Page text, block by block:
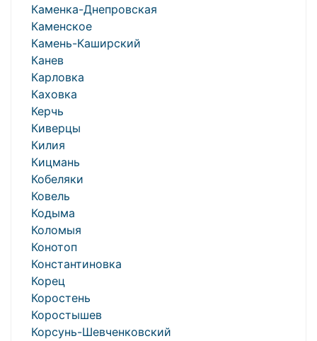
Каменка-Днепровская
Каменское
Камень-Каширский
Канев
Карловка
Каховка
Керчь
Киверцы
Килия
Кицмань
Кобеляки
Ковель
Кодыма
Коломыя
Конотоп
Константиновка
Корец
Коростень
Коростышев
Корсунь-Шевченковский